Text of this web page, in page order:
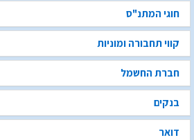
חוגי המתנ"ס
קווי תחבורה ומוניות
חברת החשמל
בנקים
דואר